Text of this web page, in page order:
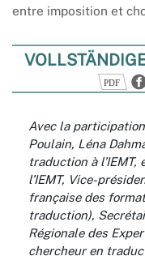
entre imposition et
Avec la
Poulain, Léna
traduction à l’IEMT,
l’IEMT, Vice-
française des
traduction),
Régionale des
chercheur en